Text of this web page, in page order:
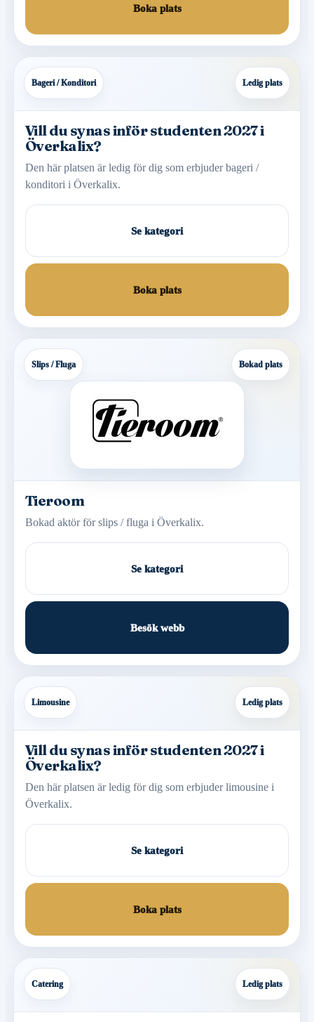
Boka plats
Bageri / Konditori Ledig plats
Vill du synas inför studenten 2027 i
Överkalix?
Den här platsen är ledig för dig som erbjuder bageri /
konditori i Överkalix.
Se kategori
Boka plats
Slips / Fluga Bokad plats
Tieroom
Bokad aktör för slips / fluga i Överkalix.
Se kategori
Besök webb
Limousine Ledig plats
Vill du synas inför studenten 2027 i
Överkalix?
Den här platsen är ledig för dig som erbjuder limousine i
Överkalix.
Se kategori
Boka plats
Catering Ledig plats